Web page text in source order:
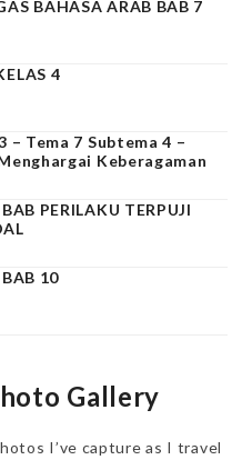
BAHASA ARAB BAB 7
4
– Tema 7 Subtema 4 –
Keberagaman
PERILAKU TERPUJI
10
Gallery
I’ve capture as I travel